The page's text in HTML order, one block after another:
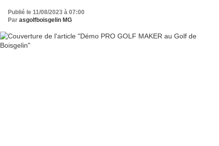
Publié le 11/08/2023 à 07:00
Par asgolfboisgelin MG